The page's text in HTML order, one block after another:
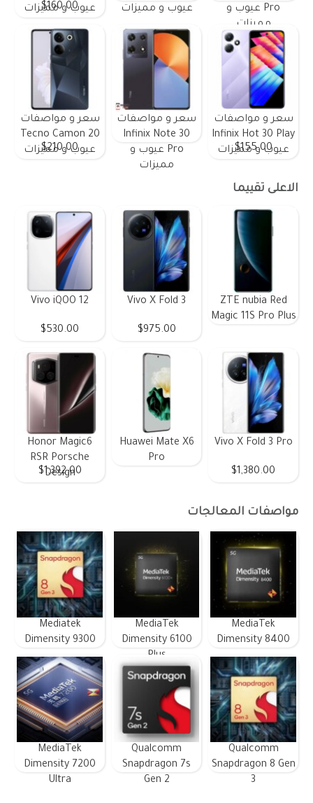
Pro عيوب و
مميزات
عيوب و مميزات
عيوب و مميزات
$160.00
سعر و مواصفات
Infinix Hot 30 Play
عيوب و مميزات
$155.00
سعر و مواصفات
Infinix Note 30
Pro عيوب و
مميزات
سعر و مواصفات
Tecno Camon 20
عيوب و مميزات
$210.00
الاعلى تقييما
ZTE nubia Red
Magic 11S Pro Plus
Vivo X Fold 3
$975.00
Vivo iQOO 12
$530.00
Vivo X Fold 3 Pro
$1,380.00
Huawei Mate X6
Pro
Honor Magic6
RSR Porsche
Design
$1,392.00
مواصفات المعالجات
MediaTek
Dimensity 8400
MediaTek
Dimensity 6100
Plus
Mediatek
Dimensity 9300
Qualcomm
Snapdragon 8 Gen
3
Qualcomm
Snapdragon 7s
Gen 2
MediaTek
Dimensity 7200
Ultra